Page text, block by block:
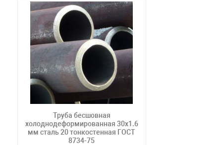
Труба бесшовная
холоднодеформированная 30х1.6
мм сталь 20 тонкостенная ГОСТ
8734-75